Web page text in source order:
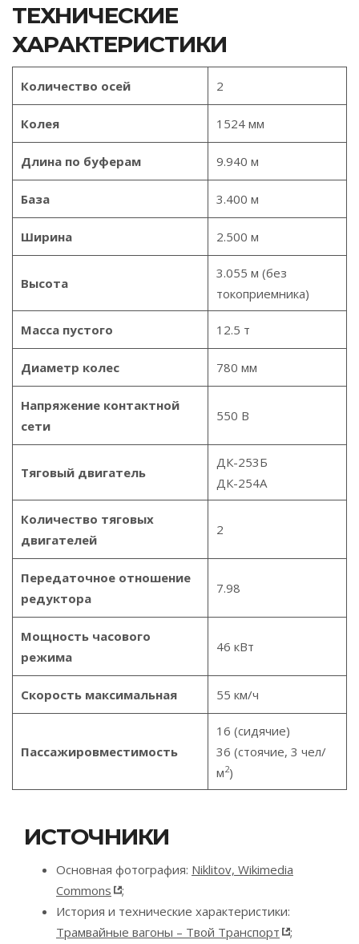
ТЕХНИЧЕСКИЕ
ХАРАКТЕРИСТИКИ
Количество осей 2
Колея 1524 мм
Длина по буферам 9.940 м
База 3.400 м
Ширина 2.500 м
Высота
3.055 м (без
токоприемника)
Масса пустого 12.5 т
Диаметр колес 780 мм
Напряжение контактной
сети
550 В
Тяговый двигатель
ДК-253Б
ДК-254А
Количество тяговых
двигателей
2
Передаточное отношение
редуктора
7.98
Мощность часового
режима
46 кВт
Скорость максимальная 55 км/ч
Пассажировместимость
16 (сидячие)
36 (стоячие, 3 чел/
м2)
ИСТОЧНИКИ
Основная фотография: Niklitov, Wikimedia
Commons
;
История и технические характеристики:
Трамвайные вагоны – Твой Транспорт
;